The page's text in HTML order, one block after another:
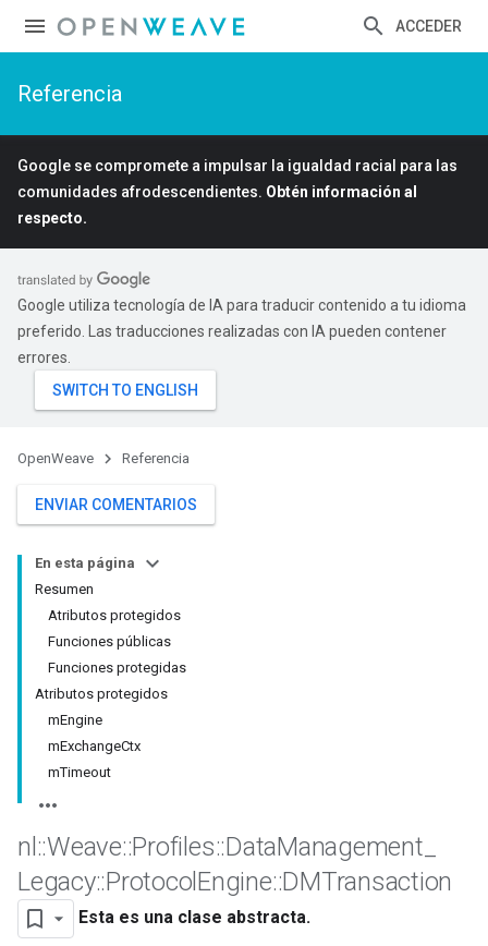
ACCEDER
Referencia
Google se compromete a impulsar la igualdad racial para las
comunidades afrodescendientes. Obtén información al
respecto.
Google utiliza tecnología de IA para traducir contenido a tu idioma
preferido. Las traducciones realizadas con IA pueden contener
errores.
OpenWeave Referencia
ENVIAR COMENTARIOS
En esta página
Resumen
Atributos protegidos
Funciones públicas
Funciones protegidas
Atributos protegidos
mEngine
mExchangeCtx
mTimeout
nl ::Weave::Profiles::DataManagement
Legacy::Protocol Engine::DMTransaction
Esta es una clase abstracta.